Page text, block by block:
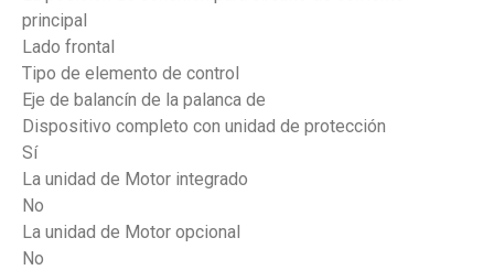
principal
Lado frontal
Tipo de elemento de control
Eje de balancín de la palanca de
Dispositivo completo con unidad de protección
Sí
La unidad de Motor integrado
No
La unidad de Motor opcional
No